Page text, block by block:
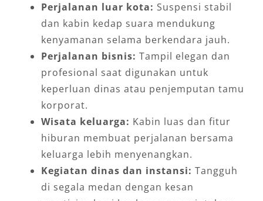
Perjalanan luar kota: Suspensi stabil
dan kabin kedap suara mendukung
kenyamanan selama berkendara jauh.
Perjalanan bisnis: Tampil elegan dan
profesional saat digunakan untuk
keperluan dinas atau penjemputan tamu
korporat.
Wisata keluarga: Kabin luas dan fitur
hiburan membuat perjalanan bersama
keluarga lebih menyenangkan.
Kegiatan dinas dan instansi: Tangguh
di segala medan dengan kesan